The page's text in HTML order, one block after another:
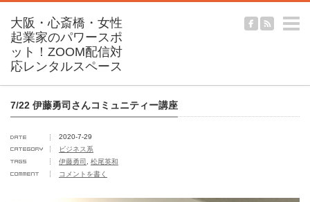
7/22 伊藤勇司さんコミュニティー講座
2020-7-29
ビジネス系
伊藤勇司
松尾英和
コメントを書く